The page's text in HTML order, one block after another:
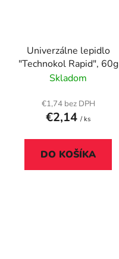
Univerzálne lepidlo
"Technokol Rapid", 60g
Skladom
€1,74 bez DPH
€2,14 / ks
DO KOŠÍKA